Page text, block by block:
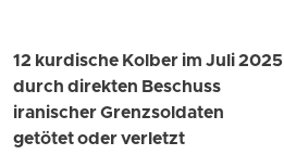
12 kurdische Kolber im Juli 2025
durch direkten Beschuss
iranischer Grenzsoldaten
getötet oder verletzt